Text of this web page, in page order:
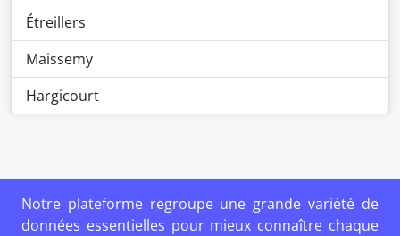
Étreillers
Maissemy
Hargicourt
Notre plateforme regroupe une grande variété de
données essentielles pour mieux connaître chaque